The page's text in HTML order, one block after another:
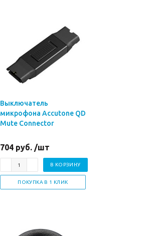
Выключатель
микрофона Accutone QD
Mute Connector
704 руб. /шт
В КОРЗИНУ
ПОКУПКА В 1 КЛИК